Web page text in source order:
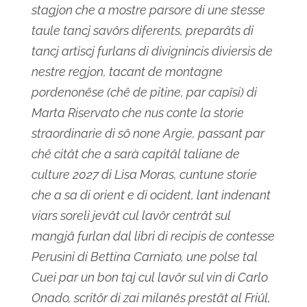
stagjon che a mostre parsore di une stesse
taule tancj savôrs diferents, preparâts di
tancj artiscj furlans di divignincis diviersis de
nestre regjon, tacant de montagne
pordenonêse (chê de pitine, par capîsi) di
Marta Riservato che nus conte la storie
straordinarie di sô none Argie, passant par
chê citât che a sarà capitâl taliane de
culture 2027 di Lisa Moras, cuntune storie
che a sa di orient e di ocident, lant indenant
viars soreli jevât cul lavôr centrât sul
mangjâ furlan dal libri di recipis de contesse
Perusini di Bettina Carniato, une polse tal
Cuei par un bon taj cul lavôr sul vin di Carlo
Onado, scritôr di zai milanês prestât al Friûl,